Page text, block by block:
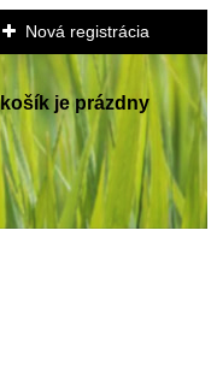
Nová registrácia